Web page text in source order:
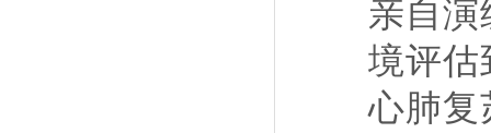
亲自
境评估
心肺复